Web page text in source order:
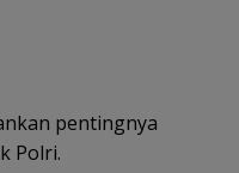
pentingnya
Polri.